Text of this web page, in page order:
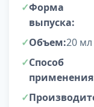
Форма
выпуска:
Объем:20 мл
Способ